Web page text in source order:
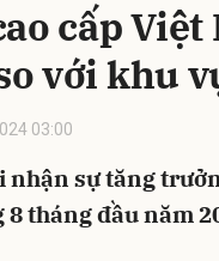
cấp
với khu
03:00
nhận sự tăng
tháng đầu năm